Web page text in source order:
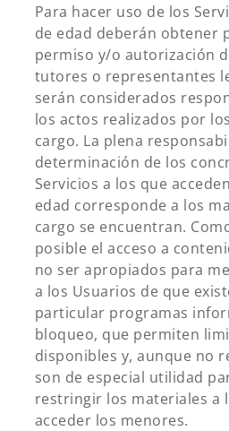
Para hacer uso de los
de edad deberán obtener
permiso y/o autorización
tutores o representantes
serán considerados
los actos realizados por
cargo. La plena
determinación de los
Servicios a los que
edad corresponde a los
cargo se encuentran.
posible el acceso a
no ser apropiados para
a los Usuarios de que
particular programas
bloqueo, que permiten
disponibles y, aunque no
son de especial utilidad
restringir los materiales a
acceder los menores.